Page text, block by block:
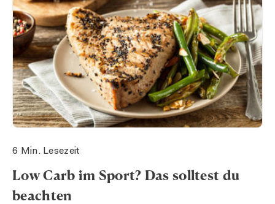
Low Carb im Sport? Das solltest du
beachten
6 Min. Lesezeit